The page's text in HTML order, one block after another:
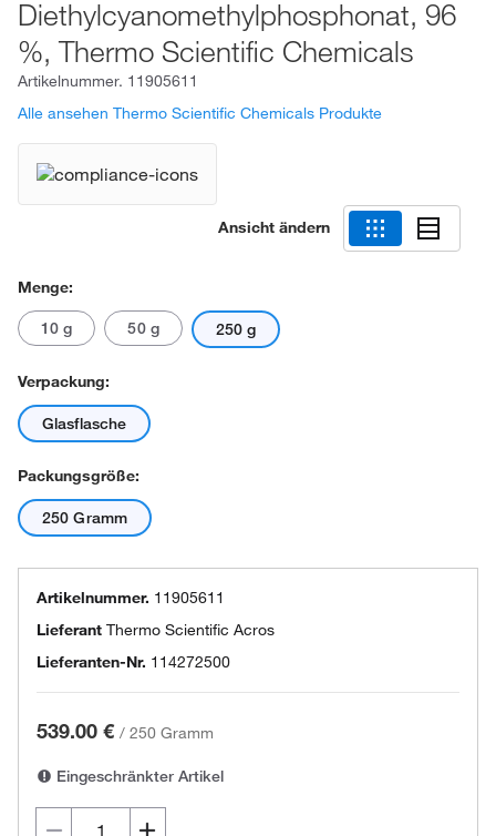
Diethylcyanomethylphosphonat, 96
%, Thermo Scientific Chemicals
Artikelnummer. 11905611
Alle ansehen Thermo Scientific Chemicals Produkte
Ansicht ändern
Menge:
10 g 50 g 250 g
Verpackung:
Glasflasche
Packungsgröße:
250 Gramm
Artikelnummer. 11905611
Lieferant Thermo Scientific Acros
Lieferanten-Nr. 114272500
539.00 € / 250 Gramm
Eingeschränkter Artikel